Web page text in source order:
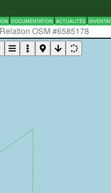
DOCUMENTATION ACTUALITÉS
Relation OSM #6585178